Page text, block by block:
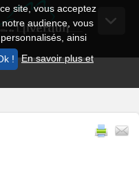
site, vous acceptez
audience, vous
ainsi
En savoir plus et